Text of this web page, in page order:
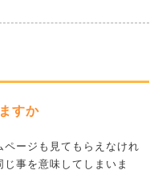
すか
ページも見てもらえなけれ
じ事を意味してしまいま